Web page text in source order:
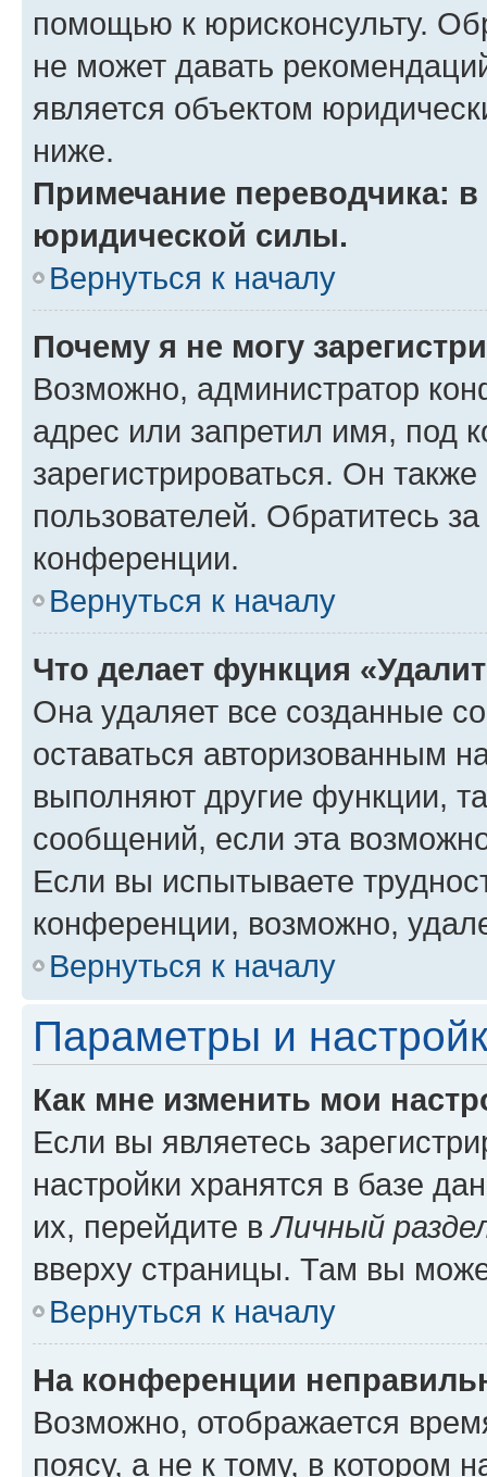
помощью к юрисконсульту.
не может давать
является объектом
ниже.
Примечание переводчика:
юридической силы.
Вернуться к началу
Почему я не могу
Возможно, администратор
адрес или запретил имя, под
зарегистрироваться. Он
пользователей. Обратитесь
конференции.
Вернуться к началу
Что делает функция
Она удаляет все созданные
оставаться авторизованным
выполняют другие функции,
сообщений, если эта
Если вы испытываете
конференции, возможно,
Вернуться к началу
Параметры и
Как мне изменить мои
Если вы являетесь
настройки хранятся в базе
их, перейдите вЛичный
вверху страницы. Там вы
Вернуться к началу
На конференции
Возможно, отображается
поясу, а не к тому, в котором